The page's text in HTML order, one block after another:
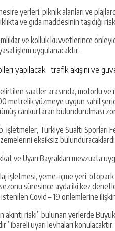
yerleri, piknik alanları ve
ve gıda maddesinin taşıdığı
ve kolluk kuvvetlerince
işlem uygulanacaktır.
yapılacak, trafik akışını ve
saatler arasında, motorlu ve
metrelik yüzmeye uygun sahil
cankurtaran bulundurulması
işletmeler, Türkiye Sualtı
eksiksiz
ve Uyarı Bayrakları mevzuata
işletmesi, yeme-içme yeri, otopark
süresince ayda iki kez
Covid – 19 önlemlerine
akıntı riski” bulunan yerlerde
ibareli uyarı levhaları konulacaktır.